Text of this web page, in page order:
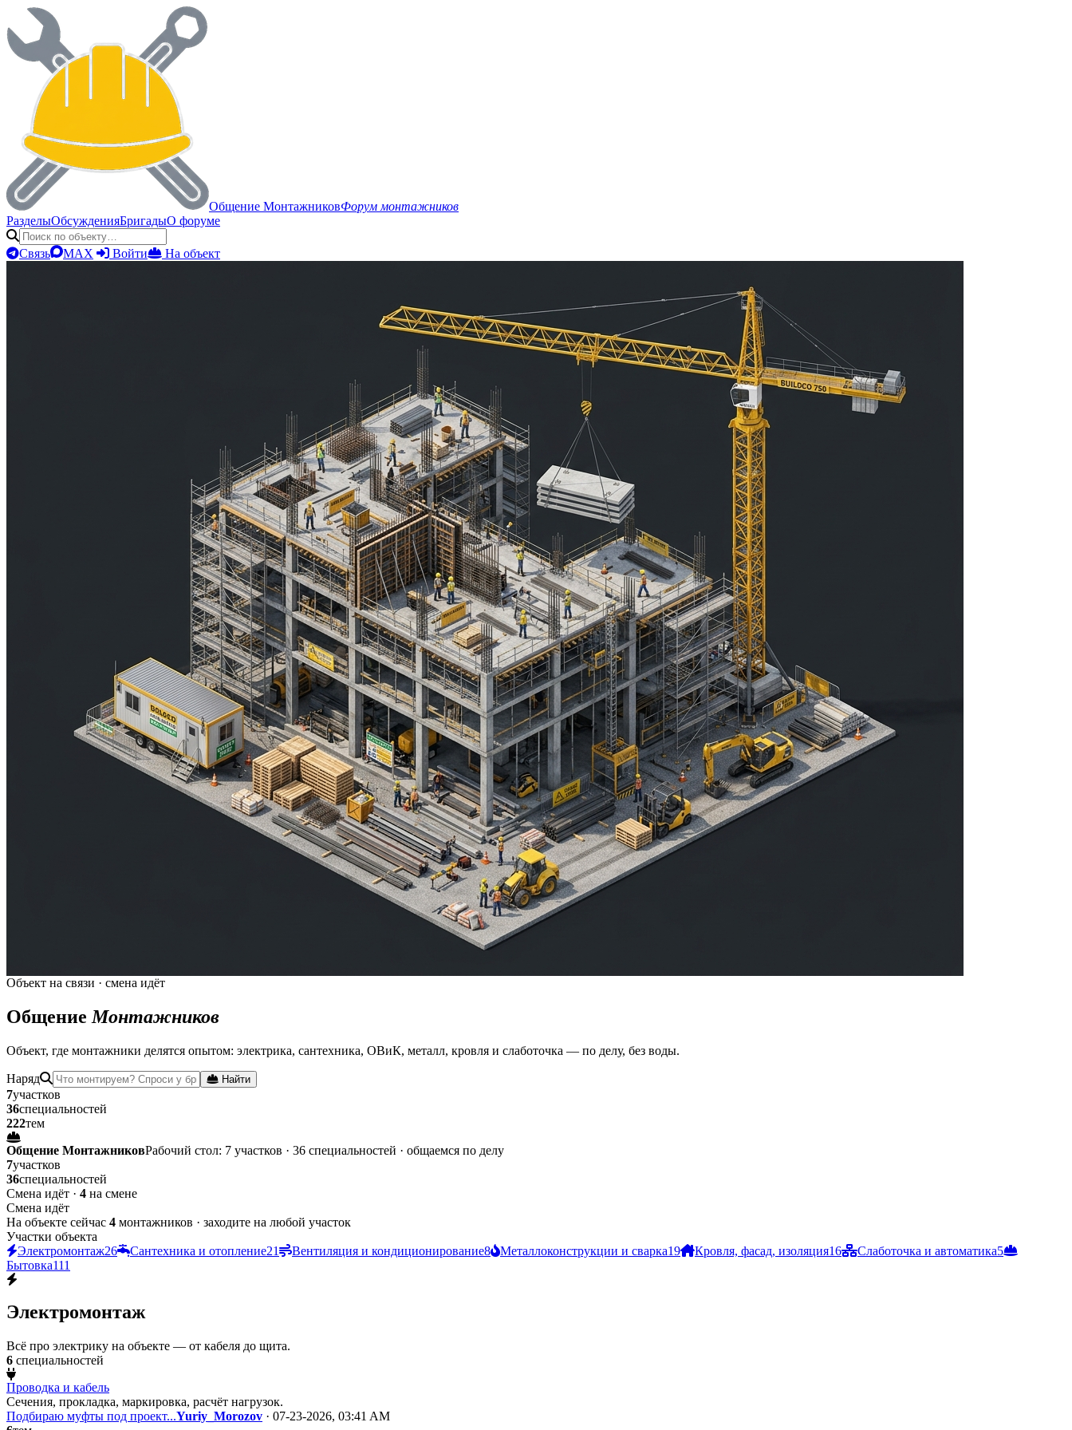
Общение МонтажниковФорум монтажников
РазделыОбсужденияБригадыО форуме
Связь MAX Войти На объект
Объект на связи · смена идёт
Общение Монтажников
Объект, где монтажники делятся опытом: электрика, сантехника, ОВиК, металл, кровля и слаботочка — по делу, без воды.
Наряд Найти
7участков
36специальностей
222тем
Общение МонтажниковРабочий стол: 7 участков · 36 специальностей · общаемся по делу
7участков
36специальностей
Смена идёт · 4 на смене
Смена идёт
На объекте сейчас 4 монтажников · заходите на любой участок
Участки объекта
Электромонтаж26 Сантехника и отопление21 Вентиляция и кондиционирование8 Металлоконструкции и сварка19 Кровля, фасад, изоляция16 Слаботочка и автоматика5
Бытовка111
Электромонтаж
Всё про электрику на объекте — от кабеля до щита.
6 специальностей
Проводка и кабель
Сечения, прокладка, маркировка, расчёт нагрузок.
Подбираю муфты под проект...Yuriy_Morozov · 07-23-2026, 03:41 AM